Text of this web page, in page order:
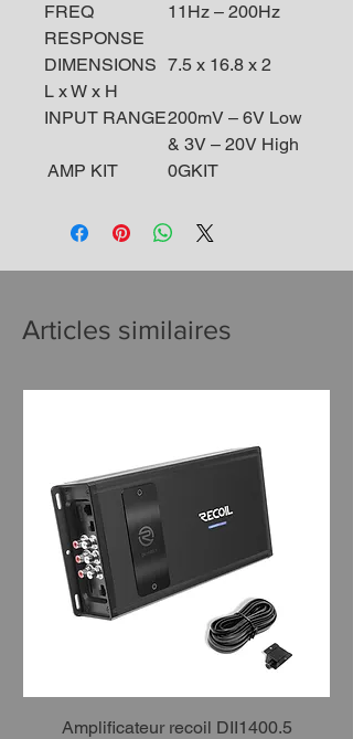
FREQ
RESPONSE
11Hz – 200Hz
DIMENSIONS
L x W x H
7.5 x 16.8 x 2
INPUT RANGE200mV – 6V Low
& 3V – 20V High
AMP KIT
0GKIT
Articles similaires
Amplificateur recoil DII1400.5